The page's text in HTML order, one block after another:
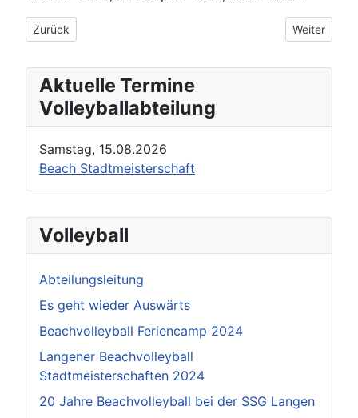
Volleyball
Abteilungsleitung
Es geht wieder Auswärts
Beachvolleyball Feriencamp 2024
Langener Beachvolleyball
Stadtmeisterschaften 2024
20 Jahre Beachvolleyball bei der SSG Langen
Vorheriger Beitrag: Volleyball am Sonntag
Zurück Nächster
Weiter
Aktuelle Termine
Volleyballabteilung
Samstag, 15.08.2026
Beach Stadtmeisterschaft